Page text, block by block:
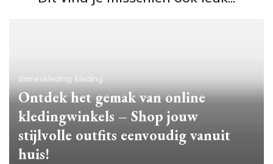
dameskleding kleding
Ontdek het gemak van online
kledingwinkels – Shop jouw
stijlvolle outfits eenvoudig vanuit
huis!